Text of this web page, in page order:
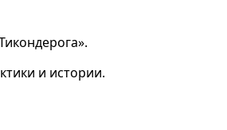
и истории.